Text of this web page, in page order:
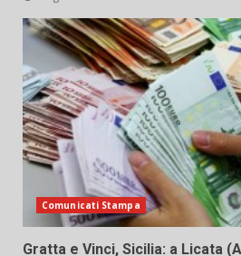
Comunicati Stampa
Gratta e Vinci, Sicilia: a Licata